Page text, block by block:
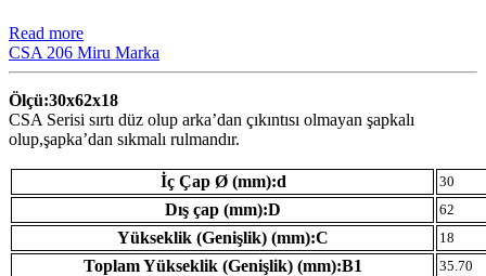
Read more
CSA 206 Miru Marka
Ölçü:30x62x18
CSA Serisi sırtı düz olup arka’dan çıkıntısı olmayan şapkalı
olup,şapka’dan sıkmalı rulmandır.
İç Çap Ø (mm):d 30
Dış çap (mm):D 62
Yükseklik (Genişlik) (mm):C 18
Toplam Yükseklik (Genişlik) (mm):B1 35.70